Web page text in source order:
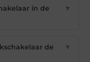
in de
▼
de
▼